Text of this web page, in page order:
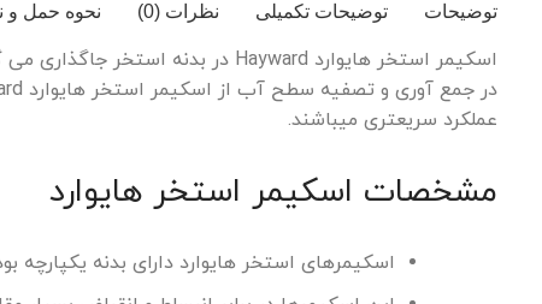
توضیحات توضیحات تکمیلی نظرات (0) نحوه حمل و
اسکیمر استخر هایوارد Hayward در بدنه استخر جاگذاری می گردد و جهت جمع آوری آلودگی های روی سطح آب و انتقال آنها به فیلتر تصفیه استخر به کار می رود.
عملکرد سریعتری میباشند.
مشخصات اسکیمر استخر هایوارد
اسکیمرهای استخر هایوارد دارای بدنه